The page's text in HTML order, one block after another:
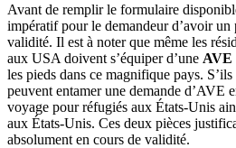
Avant de remplir le formulaire
impératif pour le demandeur d’avoir un
validité. Il est à noter que même les
aux USA doivent s’équiper d’une AVE
les pieds dans ce magnifique pays.
peuvent entamer une demande d’AVE
voyage pour réfugiés aux États-Unis
aux États-Unis. Ces deux pièces
absolument en cours de validité.